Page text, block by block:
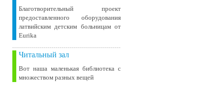
Благотворительный проект
предоставленного оборудования
латвийским детским больницам от
Eurika
Читальный зал
Вот наша маленькая библиотека c
множеством разных вещей